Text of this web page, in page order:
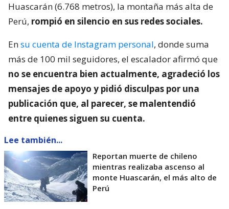
Huascarán (6.768 metros), la montaña más alta de
Perú, rompió en silencio en sus redes sociales.
Ensu cuenta de Instagram personal, donde suma
más de 100 mil seguidores, el escalador afirmó que
no se encuentra bien actualmente, agradeció los
mensajes de apoyo y pidió disculpas por una
publicación que, al parecer, se malentendió
entre quienes siguen su cuenta.
Lee también...
Reportan muerte de chileno
mientras realizaba ascenso al
monte Huascarán, el más alto de
Perú